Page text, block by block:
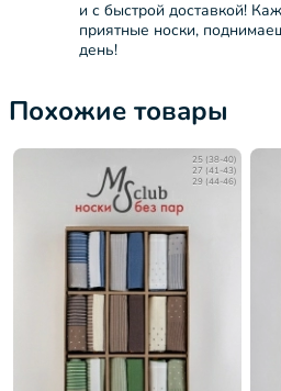
и с быстрой доставкой!
приятные носки,
день!
Похожие товары
25 (38-40)
27 (41-43)
29 (44-46)